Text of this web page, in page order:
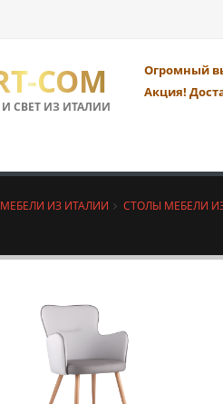
COM
СВЕТ ИЗ ИТАЛИИ
Огромный
Акция!
МЕБЕЛИ ИЗ ИТАЛИИ СТОЛЫ МЕБЕЛИ